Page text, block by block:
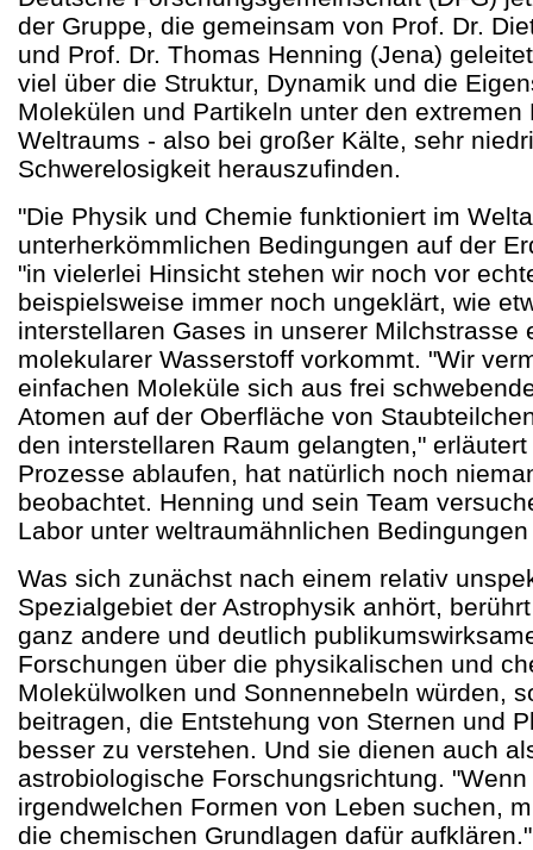
der Gruppe, die gemeinsam von Prof. Dr.
und Prof. Dr. Thomas Henning (Jena)
viel über die Struktur, Dynamik und die
Molekülen und Partikeln unter den extremen
Weltraums - also bei großer Kälte, sehr
Schwerelosigkeit herauszufinden.
"Die Physik und Chemie funktioniert im
unterherkömmlichen Bedingungen auf der
"in vielerlei Hinsicht stehen wir noch vor
beispielsweise immer noch ungeklärt, wie
interstellaren Gases in unserer Milchstrasse
molekularer Wasserstoff vorkommt. "Wir
einfachen Moleküle sich aus frei
Atomen auf der Oberfläche von
den interstellaren Raum gelangten,"
Prozesse ablaufen, hat natürlich noch
beobachtet. Henning und sein Team
Labor unter weltraumähnlichen
Was sich zunächst nach einem relativ
Spezialgebiet der Astrophysik anhört,
ganz andere und deutlich
Forschungen über die physikalischen und
Molekülwolken und Sonnennebeln würden,
beitragen, die Entstehung von Sternen und
besser zu verstehen. Und sie dienen auch
astrobiologische Forschungsrichtung.
irgendwelchen Formen von Leben suchen,
die chemischen Grundlagen dafür aufklären."